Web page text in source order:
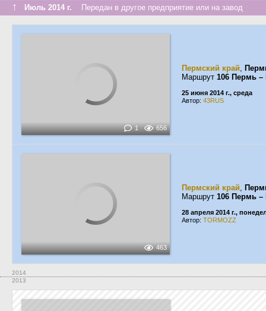
↑ Июль 2014 г. Передан в другое предприятие или на завод
1 656
Пермский край,
Маршрут 106 Пермь –
25 июня 2014 г., среда
Автор: 43RUS
463
Пермский край,
Маршрут 106 Пермь –
28 апреля 2014 г.,
Автор: TORMOZZ
2014
2013